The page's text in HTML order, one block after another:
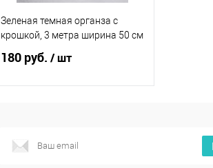
Зеленая темная органза с
крошкой, 3 метра ширина 50 см
180 руб. / шт
Купить в 1 клик